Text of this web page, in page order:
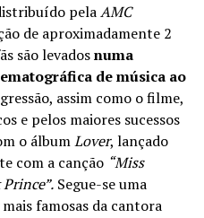
pelaAMC
de aproximadamente 2
são levadosnuma
de música ao
assim como o filme,
e pelos maiores sucessos
o álbumLover, lançado
com a canção “Miss
Segue-se uma
mais famosas da cantora